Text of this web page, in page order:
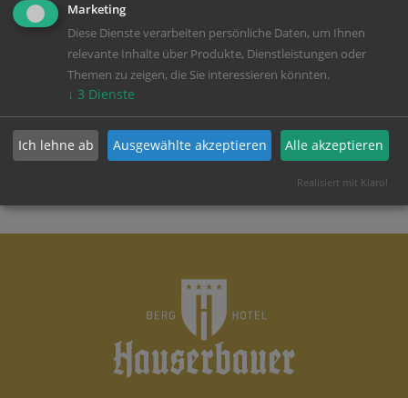
Marketing
Diese Dienste verarbeiten persönliche Daten, um Ihnen
relevante Inhalte über Produkte, Dienstleistungen oder
Themen zu zeigen, die Sie interessieren könnten.
↓ 3 Dienste
Ich lehne ab Ausgewählte akzeptieren Alle akzeptieren
Realisiert mit Klaro!